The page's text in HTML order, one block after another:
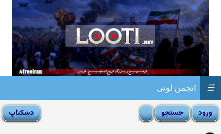
انجمن لوتی ☰